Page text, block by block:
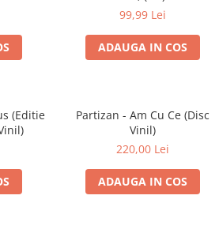
99,99 Lei
ADAUGA IN COS
(Editie
Partizan - Am Cu Ce (Disc
Vinil)
220,00 Lei
ADAUGA IN COS